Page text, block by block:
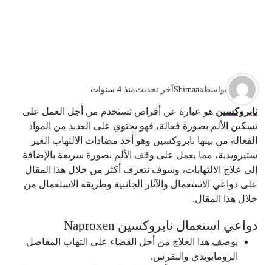
بواسطةShimaaآخر تحديثمنذ 4 سنوات
نابروكسين هو عبارة عن أقراص تستخدم من أجل العمل على
تسكين الألم بصورة فعالة، فهو يحتوي على العديد من المواد
الفعالة من بينها نابروكسين وهو أحد مضادات الالتهاب الغير
ستيرويدية، مما يعمل على وقف الألم بصورة سريعة بالإضافة
إلى علاج الالتهابات، وسوف نتعرف أكثر من خلال هذا المقال
على دواعي الاستعمال والآثار الجانبية وطريقة الاستعمال من
خلال هذا المقال.
دواعي استعمال نابروكسين Naproxen
يوصف هذا العلاج من أجل القضاء على التهاب المفاصل
الروماتويدي والنقرس.